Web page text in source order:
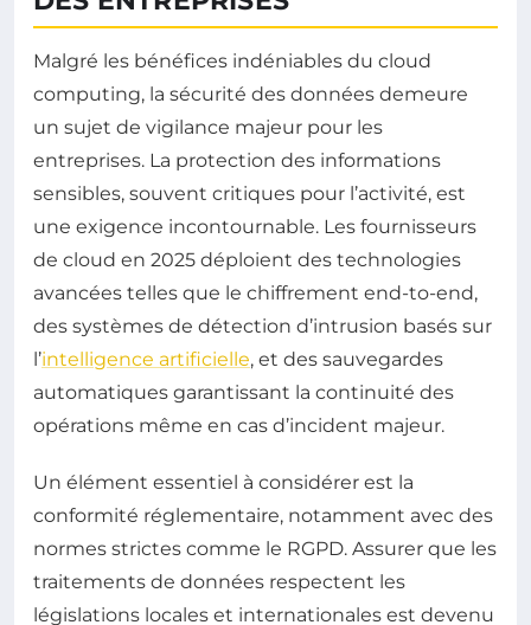
Malgré les bénéfices indéniables du cloud
computing, la sécurité des données demeure
un sujet de vigilance majeur pour les
entreprises. La protection des informations
sensibles, souvent critiques pour l’activité, est
une exigence incontournable. Les fournisseurs
de cloud en 2025 déploient des technologies
avancées telles que le chiffrement end-to-end,
des systèmes de détection d’intrusion basés sur
l’intelligence artificielle, et des sauvegardes
automatiques garantissant la continuité des
opérations même en cas d’incident majeur.
Un élément essentiel à considérer est la
conformité réglementaire, notamment avec des
normes strictes comme le RGPD. Assurer que les
traitements de données respectent les
législations locales et internationales est devenu